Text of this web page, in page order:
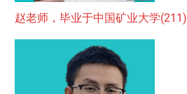
赵老师，毕业于中国矿业大学(211)